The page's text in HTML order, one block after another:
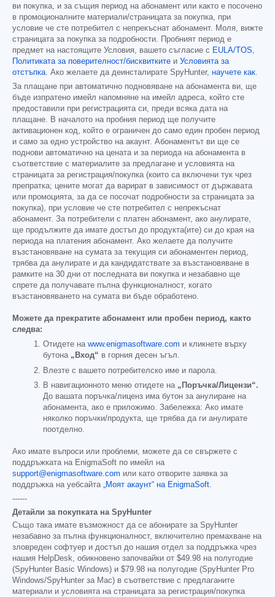
ви покупка, и за същия период на абонамент или както е посочено
в промоционалните материали/страницата за покупка, при
условие че сте потребител с непрекъснат абонамент. Моля, вижте
страницата за покупка за подробности. Пробният период е
предмет на настоящите Условия, вашето съгласие с EULA/TOS,
Политиката за поверителност/бисквитките и Условията за
отстъпка. Ако желаете да деинсталирате SpyHunter, научете как.
За плащане при автоматично подновяване на абонамента ви, ще
бъде изпратено имейл напомняне на имейл адреса, който сте
предоставили при регистрацията си, преди всяка дата на
плащане. В началото на пробния период ще получите
активационен код, който е ограничен до само един пробен период
и само за едно устройство на акаунт. Абонаментът ви ще се
поднови автоматично на цената и за периода на абонамента в
съответствие с материалите за предлагане и условията на
страницата за регистрация/покупка (които са включени тук чрез
препратка; цените могат да варират в зависимост от държавата
или промоцията, за да се посочат подробности за страницата за
покупка), при условие че сте потребител с непрекъснат
абонамент. За потребители с платен абонамент, ако анулирате,
ще продължите да имате достъп до продукта(ите) си до края на
периода на платения абонамент. Ако желаете да получите
възстановяване на сумата за текущия си абонаментен период,
трябва да анулирате и да кандидатствате за възстановяване в
рамките на 30 дни от последната ви покупка и незабавно ще
спрете да получавате пълна функционалност, когато
възстановяването на сумата ви бъде обработено.
Можете да прекратите абонамент или пробен период, както
следва:
Отидете на www.enigmasoftware.com и кликнете върху
бутона „Вход“ в горния десен ъгъл.
Влезте с вашето потребителско име и парола.
В навигационното меню отидете на „Поръчка/Лицензи“.
До вашата поръчка/лиценз има бутон за анулиране на
абонамента, ако е приложимо. Забележка: Ако имате
няколко поръчки/продукта, ще трябва да ги анулирате
поотделно.
Ако имате въпроси или проблеми, можете да се свържете с
поддръжката на EnigmaSoft по имейл на
support@enigmasoftware.com или като отворите заявка за
поддръжка на уебсайта
„Моят акаунт“ на EnigmaSoft
------
Детайли за покупката на SpyHunter
Също така имате възможност да се абонирате за SpyHunter
незабавно за пълна функционалност, включително премахване на
зловреден софтуер и достъп до нашия отдел за поддръжка чрез
нашия HelpDesk, обикновено започвайки от $49.98 на полугодие
(SpyHunter Basic Windows) и $79.98 на полугодие (SpyHunter Pro
Windows/SpyHunter за Mac) в съответствие с предлаганите
материали и условията на страницата за регистрация/покупка